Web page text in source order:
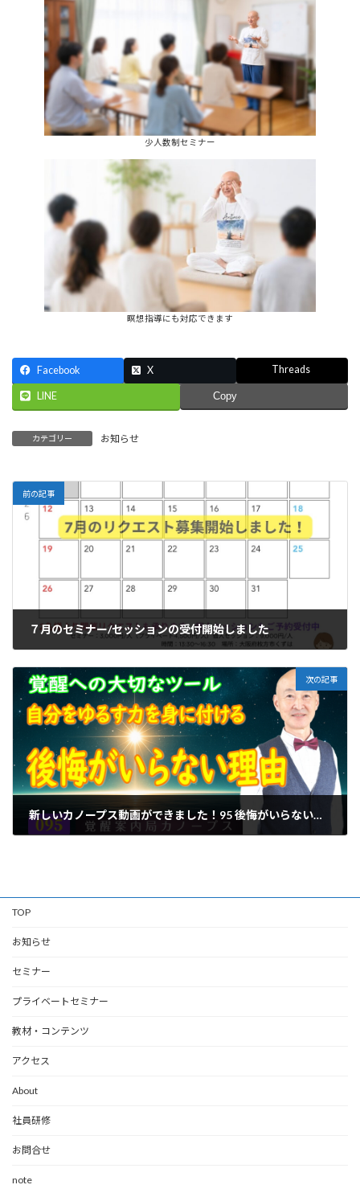
少人数制セミナー
瞑想指導にも対応できます
Facebook X Threads
LINE Copy
カテゴリー お知らせ
前の記事
７月のセミナー/セッションの受付開始しました
次の記事
新しいカノープス動画ができました！95 後悔がいらない理由｜覚醒への大切なツール「自分自身を赦し許す力」を身に付ける
TOP
お知らせ
セミナー
プライベートセミナー
教材・コンテンツ
アクセス
About
社員研修
お問合せ
note